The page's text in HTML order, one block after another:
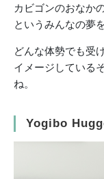
カビゴンのおなか
というみんなの夢
どんな体勢でも受
イメージしている
ね。
Yogibo